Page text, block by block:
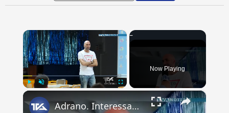
×
Now Playing
×
Adrano. Interessante incontro al liceo “Verga” con il prof. Fabio Gamberini. Studenti del Linguistic